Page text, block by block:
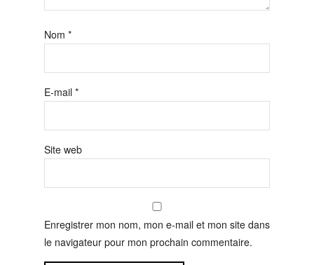
Nom *
E-mail *
Site web
Enregistrer mon nom, mon e-mail et mon site dans
le navigateur pour mon prochain commentaire.